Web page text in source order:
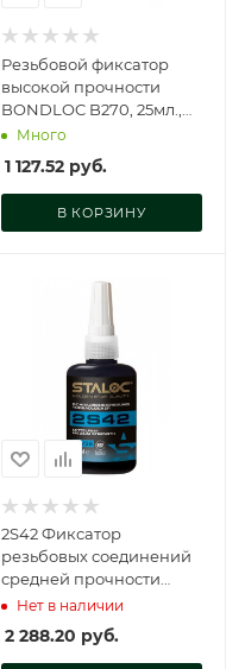
Резьбовой фиксатор
высокой прочности
BONDLOC B270, 25мл.,
B270-25ML
Много
1 127.52руб.
В КОРЗИНУ
2S42 Фиксатор
резьбовых соединений
средней прочности
STALOC, 50 мл.,
Нет в наличии
2 288.20 руб.